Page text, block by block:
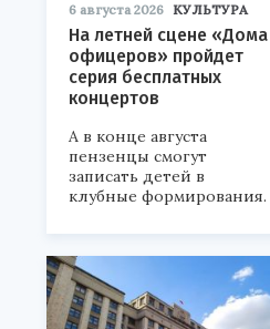
6 августа 2026 КУЛЬТУРА
На летней сцене «Дома
офицеров» пройдет
серия бесплатных
концертов
А в конце августа
пензенцы смогут
записать детей в
клубные формирования.